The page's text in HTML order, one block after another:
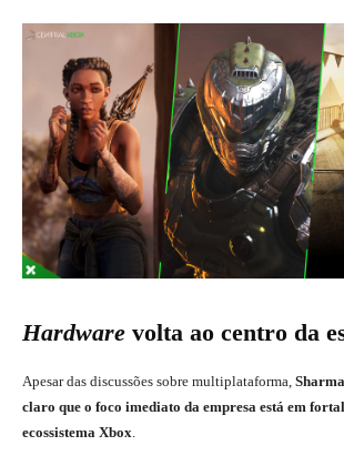
Hardware volta ao centro da
Apesar das discussões sobre multiplataforma,
claro que o foco imediato da empresa está em
ecossistema Xbox